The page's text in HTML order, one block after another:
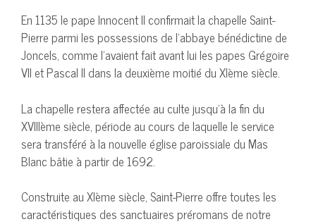
En 1135 le pape Innocent II confirmait la chapelle Saint-
Pierre parmi les possessions de l’abbaye bénédictine de
Joncels, comme l’avaient fait avant lui les papes Grégoire
VII et Pascal II dans la deuxième moitié du XIème siècle.
La chapelle restera affectée au culte jusqu’à la fin du
XVIIIème siècle, période au cours de laquelle le service
sera transféré à la nouvelle église paroissiale du Mas
Blanc bâtie à partir de 1692.
Construite au XIème siècle, Saint-Pierre offre toutes les
caractéristiques des sanctuaires préromans de notre